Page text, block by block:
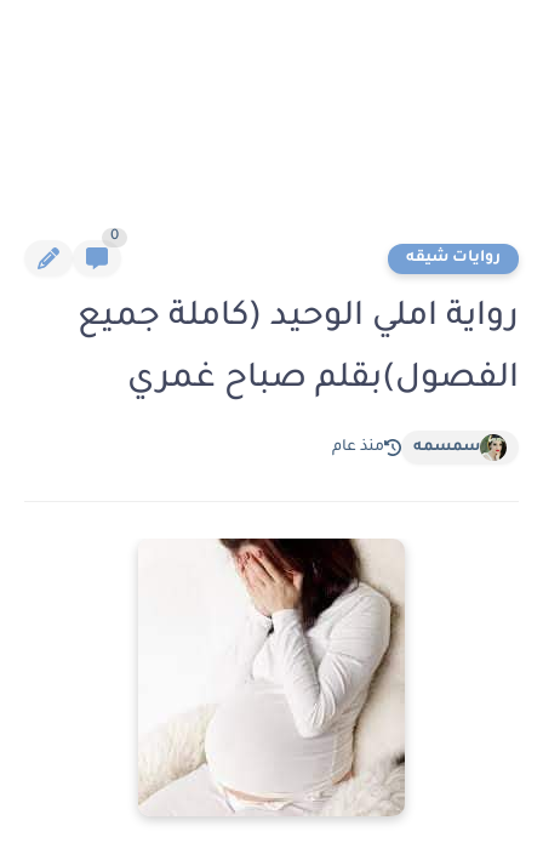
روايات شيقه
0
رواية املي الوحيد (كاملة جميع
الفصول)بقلم صباح غمري
سمسمه منذ عام